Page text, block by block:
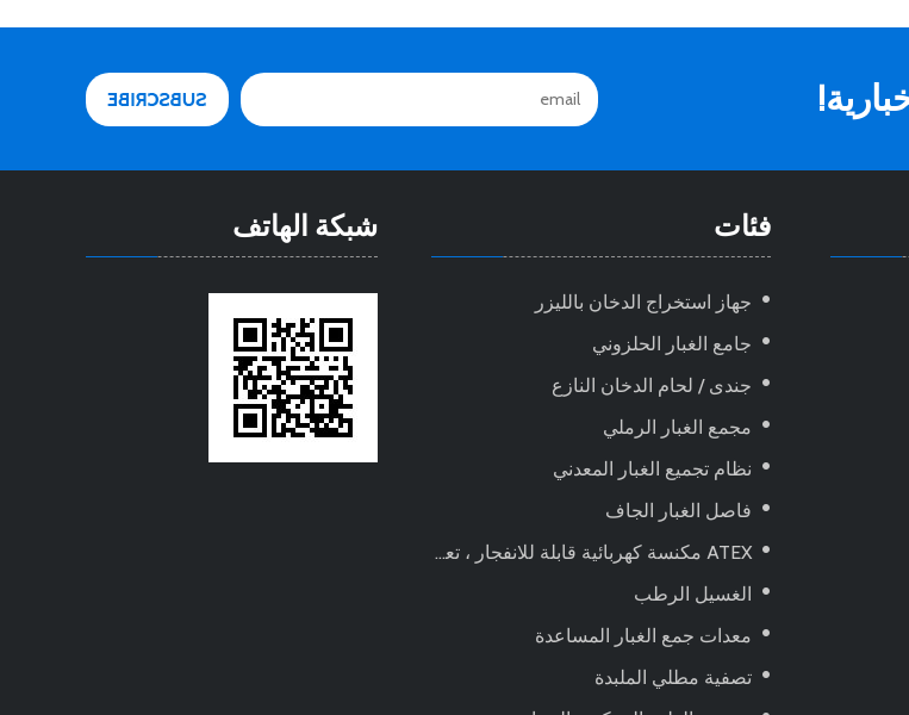
فئات
جهاز استخراج الدخان بالليزر
جامع الغبار الحلزوني
جندى / لحام الدخان النازع
مجمع الغبار الرملي
نظام تجميع الغبار المعدني
فاصل الغبار الجاف
ATEX مكنسة كهربائية قابلة للانفجار ، تعمل بالهواء المضغوط
الغسيل الرطب
معدات جمع الغبار المساعدة
تصفية مطلي الملبدة
شبكة الهاتف